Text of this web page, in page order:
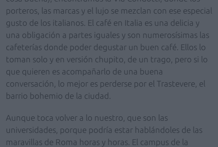
porteros, las marcas y el lujo se mezclan con ese especial
gusto de los italianos. El café en Italia es una delicia y
una obligación a partes iguales y son numerosísimas las
cafeterías donde poder degustar un buen café. Ellos lo
toman solo y en versión chupito, de un trago, pero si lo
que quieren es acompañarlo de una buena
conversación, lo mejor es perderse por el Trastevere, el
barrio bohemio de la ciudad.
Aunque toca volver a lo nuestro, que son las
universidades, porque podría estar hablándoles de las
maravillas de Roma horas y horas. El campus de la